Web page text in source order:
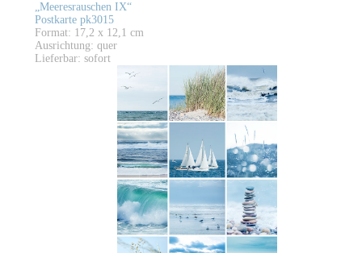
„Meeresrauschen IX“
Postkarte pk3015
Format: 17,2 x 12,1 cm
Ausrichtung: quer
Lieferbar: sofort